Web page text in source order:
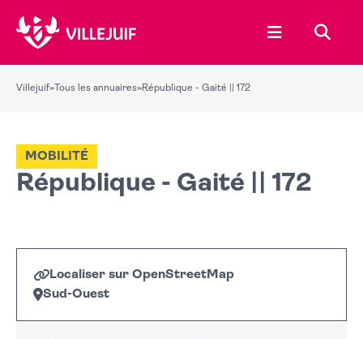
Ouvrir le
Villejuif» Tous les annuaires»République - Gaité || 172
République - Gaité || 172
MOBILITÉ
Localiser sur OpenStreetMap
Sud-Ouest
+